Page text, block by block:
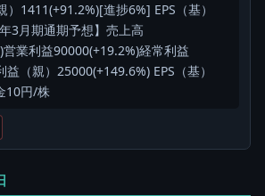
1411(+91.2%)[進捗6%] EPS（基）
3月期通期予想】売上高
業利益90000(+19.2%)経常利益
（親）25000(+149.6%) EPS（基）
10円/株